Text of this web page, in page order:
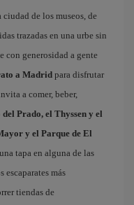
de los museos, de
trazadas en una urbe sin
generosidad a gente
a Madrid para disfrutar
a comer, beber,
del Prado, el Thyssen y el
y el Parque de El
tapa en alguna de las
escaparates más
tiendas de